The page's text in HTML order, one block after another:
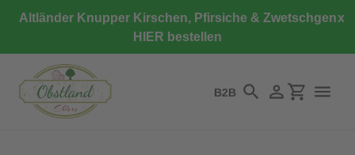
zumAltländer Knupper Kirschen, Pfirsiche & Zwetschgen
HIER bestellen
x
B2B SuchenEinloggen